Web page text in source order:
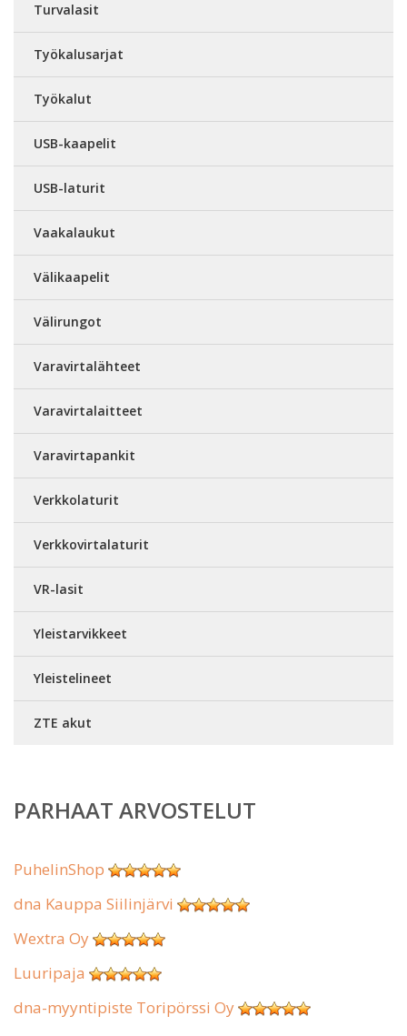
Turvalasit
Työkalusarjat
Työkalut
USB-kaapelit
USB-laturit
Vaakalaukut
Välikaapelit
Välirungot
Varavirtalähteet
Varavirtalaitteet
Varavirtapankit
Verkkolaturit
Verkkovirtalaturit
VR-lasit
Yleistarvikkeet
Yleistelineet
ZTE akut
PARHAAT ARVOSTELUT
PuhelinShop
dna Kauppa Siilinjärvi
Wextra Oy
Luuripaja
dna-myyntipiste Toripörssi Oy